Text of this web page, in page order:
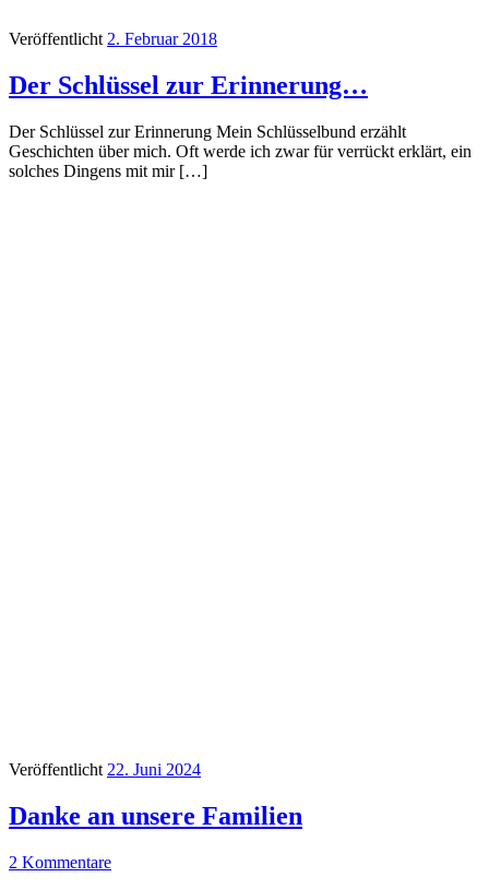
Veröffentlicht2. Februar 2018
Der Schlüssel zur Erinnerung…
Der Schlüssel zur Erinnerung Mein Schlüsselbund erzählt
Geschichten über mich. Oft werde ich zwar für verrückt erklärt, ein
solches Dingens mit mir […]
Veröffentlicht 22. Juni 2024
Danke an unsere Familien
2 Kommentare